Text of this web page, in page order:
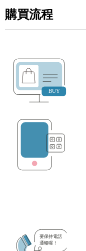
購買流程